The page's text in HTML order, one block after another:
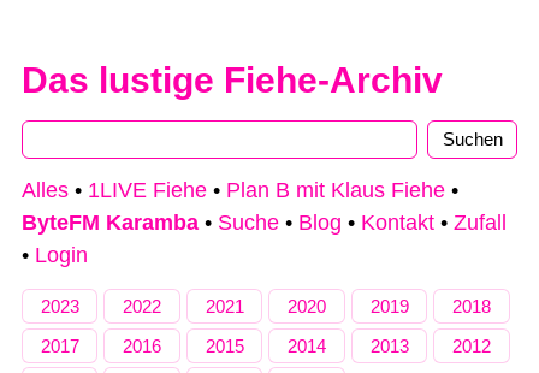
Das lustige Fiehe-Archiv
Alles • 1LIVE Fiehe • Plan B mit Klaus Fiehe •
ByteFM Karamba • Suche • Blog • Kontakt • Zufall
• Login
2023 2022 2021 2020 2019
2018
2017
2016 2015 2014 2013
2012